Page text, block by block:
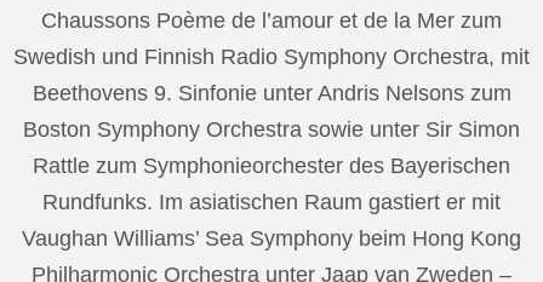
Chaussons Poème de l’amour et de la Mer zum
Swedish und Finnish Radio Symphony Orchestra, mit
Beethovens 9. Sinfonie unter Andris Nelsons zum
Boston Symphony Orchestra sowie unter Sir Simon
Rattle zum Symphonieorchester des Bayerischen
Rundfunks. Im asiatischen Raum gastiert er mit
Vaughan Williams’ Sea Symphony beim Hong Kong
Philharmonic Orchestra unter Jaap van Zweden –